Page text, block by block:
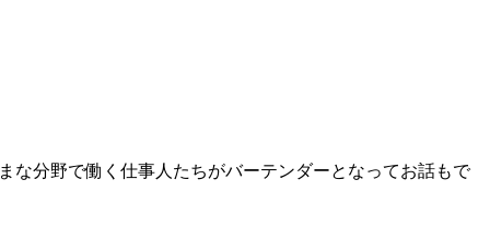
な分野で働く仕事人たちがバーテンダーとなってお話もで